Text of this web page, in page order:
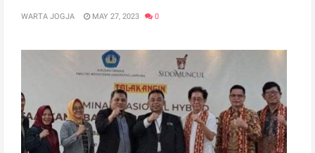
WARTA JOGJA MAY 27, 2023 0